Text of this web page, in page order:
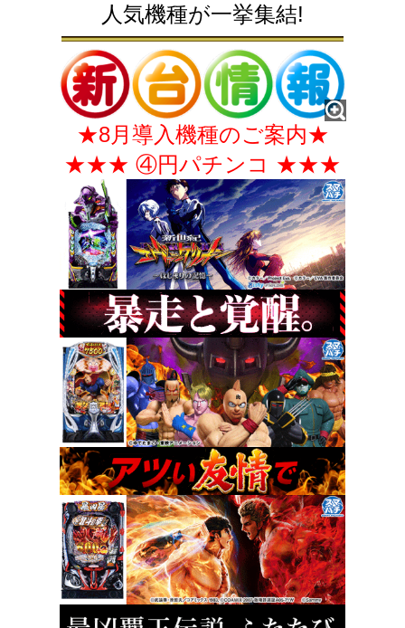
人気機種が一挙集結!
★8月導入機種のご案内★
★★★ ④円パチンコ ★★★